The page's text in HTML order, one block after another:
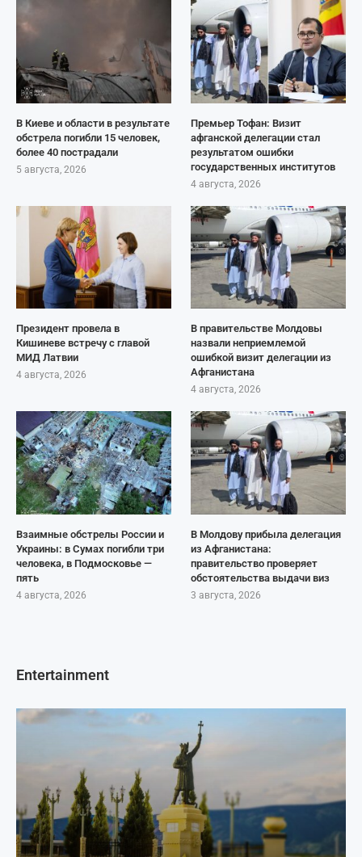
В Киеве и области в результате
обстрела погибли 15 человек,
более 40 пострадали
5 августа, 2026
Премьер Тофан: Визит
афганской делегации стал
результатом ошибки
государственных институтов
4 августа, 2026
Президент провела в
Кишиневе встречу с главой
МИД Латвии
4 августа, 2026
В правительстве Молдовы
назвали неприемлемой
ошибкой визит делегации из
Афганистана
4 августа, 2026
Взаимные обстрелы России и
Украины: в Сумах погибли три
человека, в Подмосковье —
пять
4 августа, 2026
В Молдову прибыла делегация
из Афганистана:
правительство проверяет
обстоятельства выдачи виз
3 августа, 2026
Entertainment